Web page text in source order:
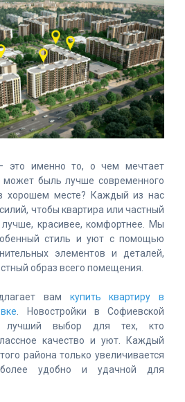
это именно то, о чем мечтает
быль лучше современного
хорошем месте? Каждый из нас
чтобы квартира или частный
красивее, комфортнее. Мы
стиль и уют с помощью
элементов и деталей,
образ всего помещения.
вам купить квартиру в
. Новостройки в Софиевской
лучший выбор для тех, кто
качество и уют. Каждый
района только увеличивается
удобно и удачной для